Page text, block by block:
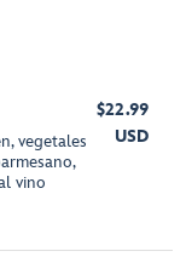
vegetales
vino
$22.99
USD